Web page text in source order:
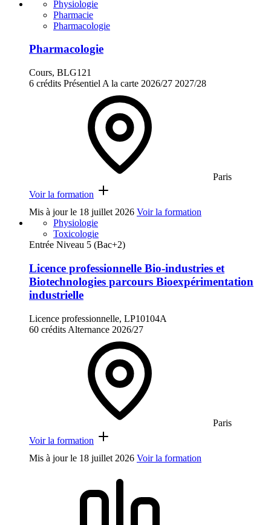
Physiologie
Pharmacie
Pharmacologie
Pharmacologie
Cours, BLG121
6 crédits Présentiel A la carte 2026/27 2027/28
Paris
Voir la formation
Mis à jour le 18 juillet 2026 Voir la formation
Physiologie
Toxicologie
Entrée Niveau 5 (Bac+2)
Licence professionnelle Bio-industries et
Biotechnologies parcours Bioexpérimentation
industrielle
Licence professionnelle, LP10104A
60 crédits Alternance 2026/27
Paris
Voir la formation
Mis à jour le 18 juillet 2026 Voir la formation